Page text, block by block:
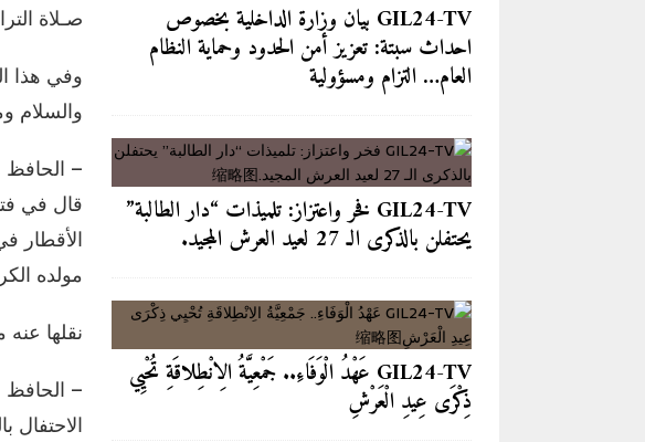
صـلاة
وفي هذا
والسلام
قال في
الأقطار
مولده
نقلها
الاحتفال
GIL24-TV بيان وزارة الداخلية بخصوص
احداث سبتة: تعزيز أمن الحدود وحماية النظام
العام… التزام ومسؤولية
GIL24-TV فخر واعتزاز: تلميذات “دار الطالبة”
يحتفلن بالذكرى الـ 27 لعيد العرش المجيد.
GIL24-TV عَهْدُ الْوَفَاءِ.. جَمْعِيَّةُ الِانْطِلاقَةِ تُحْيِي
ذِكْرَى عِيدِ الْعَرْشِ